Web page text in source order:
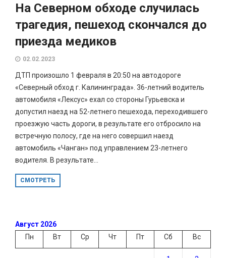
На Северном обходе случилась
трагедия, пешеход скончался до
приезда медиков
02.02.2023
ДТП произошло 1 февраля в 20:50 на автодороге
«Северный обход г. Калининграда». 36-летний водитель
автомобиля «Лексус» ехал со стороны Гурьевска и
допустил наезд на 52-летнего пешехода, переходившего
проезжую часть дороги, в результате его отбросило на
встречную полосу, где на него совершил наезд
автомобиль «Чанган» под управлением 23-летнего
водителя. В результате...
СМОТРЕТЬ
Август 2026
Пн
Вт Ср Чт Пт Сб Вс